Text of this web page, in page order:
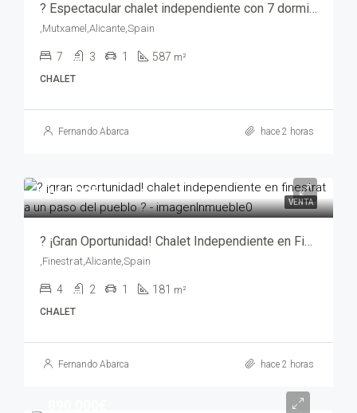
? Espectacular chalet independiente con 7 dormitorios, piscina y 1.520 m² de parcela en Rí – yechv1216-9080
,Mutxamel,Alicante,Spain
7 3 1 587 m²
CHALET
Fernando Abarca hace 2 horas
VENTA
465,000€
? ¡Gran Oportunidad! Chalet Independiente en Finestrat a un Paso del Pueblo ? – yechv1014-9080
,Finestrat,Alicante,Spain
4 2 1 181 m²
CHALET
Fernando Abarca hace 2 horas